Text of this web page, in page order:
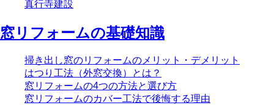
真行寺建設
窓リフォームの基礎知識
掃き出し窓のリフォームのメリット・デメリット
はつり工法（外窓交換）とは？
窓リフォームの4つの方法と選び方
窓リフォームのカバー工法で後悔する理由